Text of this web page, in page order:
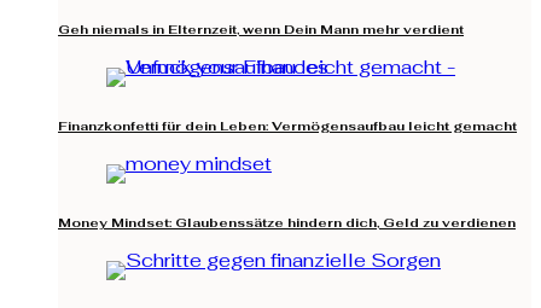
Geh niemals in Elternzeit, wenn Dein Mann mehr verdient
Finanzkonfetti für dein Leben: Vermögensaufbau leicht gemacht
Money Mindset: Glaubenssätze hindern dich, Geld zu verdienen